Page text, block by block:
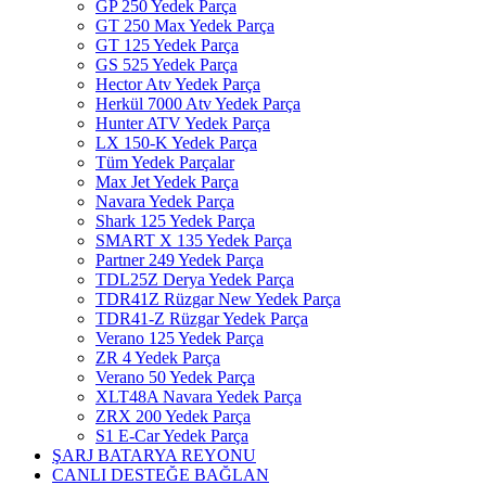
GP 250 Yedek Parça
GT 250 Max Yedek Parça
GT 125 Yedek Parça
GS 525 Yedek Parça
Hector Atv Yedek Parça
Herkül 7000 Atv Yedek Parça
Hunter ATV Yedek Parça
LX 150-K Yedek Parça
Tüm Yedek Parçalar
Max Jet Yedek Parça
Navara Yedek Parça
Shark 125 Yedek Parça
SMART X 135 Yedek Parça
Partner 249 Yedek Parça
TDL25Z Derya Yedek Parça
TDR41Z Rüzgar New Yedek Parça
TDR41-Z Rüzgar Yedek Parça
Verano 125 Yedek Parça
ZR 4 Yedek Parça
Verano 50 Yedek Parça
XLT48A Navara Yedek Parça
ZRX 200 Yedek Parça
S1 E-Car Yedek Parça
ŞARJ BATARYA REYONU
CANLI DESTEĞE BAĞLAN